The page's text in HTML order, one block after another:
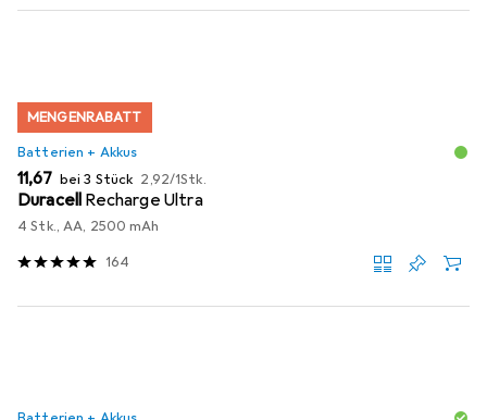
MENGENRABATT
Batterien + Akkus
EUR
11,67 bei 3 Stück EUR
2,92/1Stk.
Duracell Recharge Ultra
4 Stk., AA, 2500 mAh
164